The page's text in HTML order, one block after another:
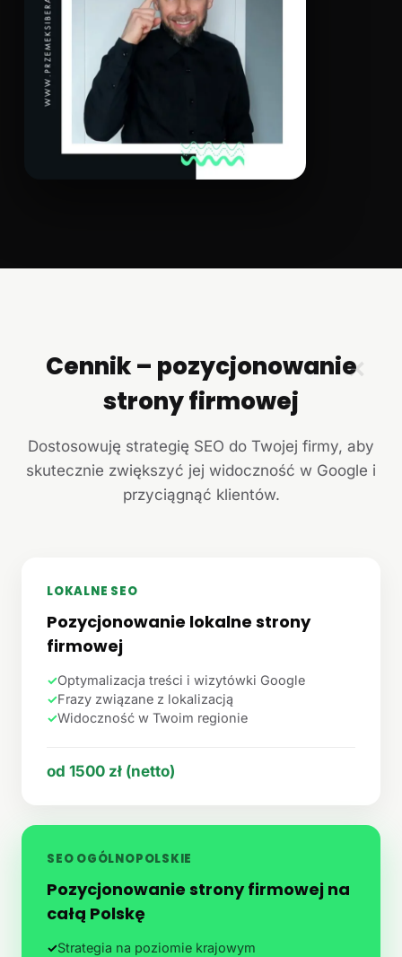
✕
Cennik – pozycjonowanie
strony firmowej
Dostosowuję strategię SEO do Twojej firmy, aby
skutecznie zwiększyć jej widoczność w Google i
przyciągnąć klientów.
LOKALNE SEO
Pozycjonowanie lokalne strony
firmowej
✓Optymalizacja treści i wizytówki Google
✓Frazy związane z lokalizacją
✓Widoczność w Twoim regionie
od 1500 zł (netto)
SEO OGÓLNOPOLSKIE
Pozycjonowanie strony firmowej na
całą Polskę
✓Strategia na poziomie krajowym